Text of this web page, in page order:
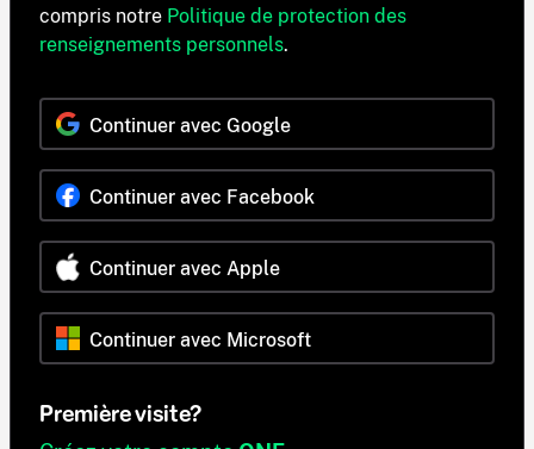
compris notre Politique de protection des
renseignements personnels.
Continuer avec Google
Continuer avec Facebook
Continuer avec Apple
Continuer avec Microsoft
Première visite?